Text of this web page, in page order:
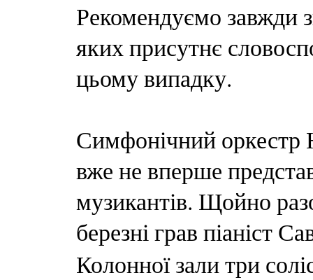
Рекомендуємо завжди
яких присутнє
цьому випадку.
Симфонічний оркестр
вже не вперше
музикантів. Щойно
березні грав піаніст
Колонної зали три